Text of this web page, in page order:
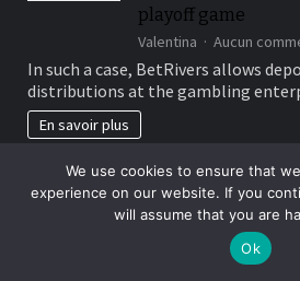
playoff game
Valentina Aucun
In such a case, BetRivers allows
distributions at the gambling
En savoir plus
NON CLASSÉ
Roulette,
poker for every
between 5 and 25
constantly amount
We use cookies to ensure that
experience on our website. If you
will assume that you are
Ok